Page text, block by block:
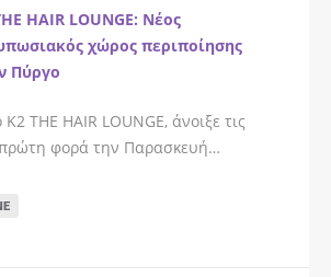
HAIR LOUNGE: Νέος
χώρος περιποίησης
Πύργο
THE HAIR LOUNGE, άνοιξε τις
πρώτη φορά την Παρασκευή…